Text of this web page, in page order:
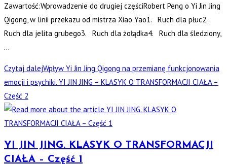
Zawartość:Wprowadzenie do drugiej częściRobert Peng o Yi Jin Jing
Qigong, w linii przekazu od mistrza Xiao Yao1. Ruch dla płuc2.
Ruch dla jelita grubego3. Ruch dla żołądka4. Ruch dla śledziony,
…
Czytaj dalejWpływ Yi Jin Jing Qigong na przemianę funkcjonowania
emocji i psychiki. YI JIN JING – KLASYK O TRANSFORMACJI CIAŁA –
Część 2
YI JIN JING. KLASYK O TRANSFORMACJI
CIAŁA – Część 1